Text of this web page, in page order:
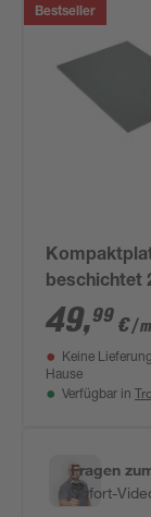
Bestseller
beschichtet
1300 x 6 mm
49,99 €/
Keine
Hause
Verfügbar in
Fragen
Sofort-